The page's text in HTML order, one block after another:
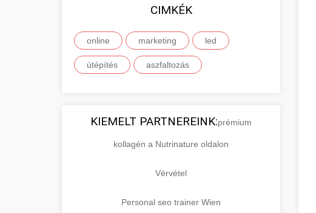
CIMKÉK
online marketing led
útépítés aszfaltozás
KIEMELT PARTNEREINK:prémium
kollagén a Nutrinature oldalon
Vérvétel
Personal seo trainer Wien